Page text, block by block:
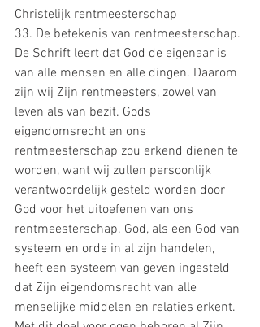
Christelijk rentmeesterschap
33. De betekenis van rentmeesterschap.
De Schrift leert dat God de eigenaar is
van alle mensen en alle dingen. Daarom
zijn wij Zijn rentmeesters, zowel van
leven als van bezit. Gods
eigendomsrecht en ons
rentmeesterschap zou erkend dienen te
worden, want wij zullen persoonlijk
verantwoordelijk gesteld worden door
God voor het uitoefenen van ons
rentmeesterschap. God, als een God van
systeem en orde in al zijn handelen,
heeft een systeem van geven ingesteld
dat Zijn eigendomsrecht van alle
menselijke middelen en relaties erkent.